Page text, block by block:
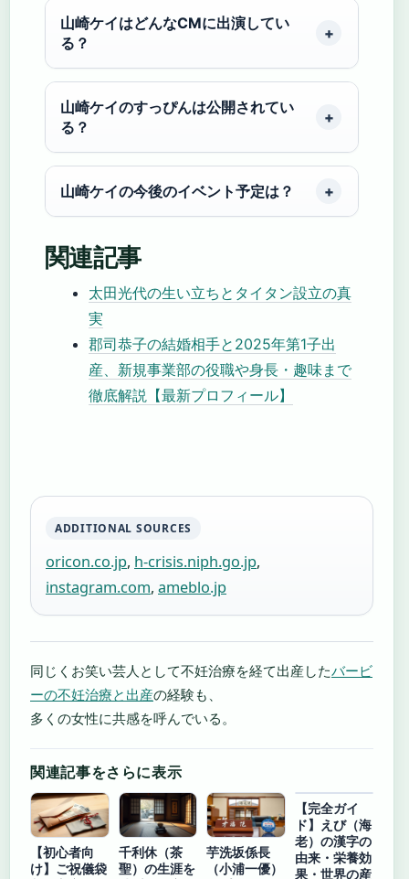
山崎ケイはどんなCMに出演してい
る？
山崎ケイのすっぴんは公開されてい
る？
山崎ケイの今後のイベント予定は？
関連記事
太田光代の生い立ちとタイタン設立の真
実
郡司恭子の結婚相手と2025年第1子出
産、新規事業部の役職や身長・趣味まで
徹底解説【最新プロフィール】
ADDITIONAL SOURCES
oricon.co.jp, h-crisis.niph.go.jp,
instagram.com, ameblo.jp
同じくお笑い芸人として不妊治療を経て出産したバービ
ーの不妊治療と出産の経験も、
多くの女性に共感を呼んでいる。
関連記事をさらに表示
【初心者向
け】ご祝儀袋
千利休（茶
聖）の生涯を
芋洗坂係長
（小浦一優）
【完全ガイ
ド】えび（海
老）の漢字の
由来・栄養効
果・世界の産